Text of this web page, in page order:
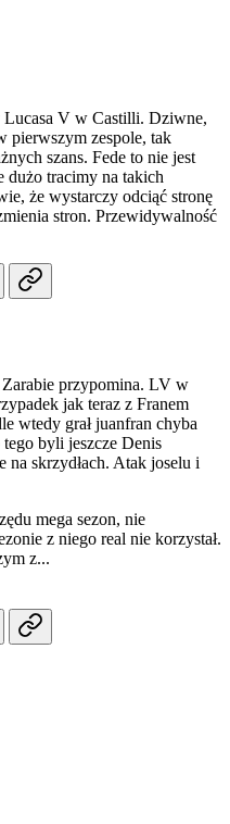
Lucasa V w Castilli. Dziwne,
pierwszym zespole, tak
szans. Fede to nie jest
dużo tracimy na takich
że wystarczy odciąć stronę
stron. Przewidywalność
przypomina. LV w
jak teraz z Franem
wtedy grał juanfran chyba
byli jeszcze Denis
na skrzydłach. Atak joselu i
mega sezon, nie
z niego real nie korzystał.
z...